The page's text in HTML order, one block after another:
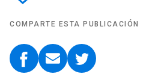
COMPARTE ESTA PUBLICACIÓN